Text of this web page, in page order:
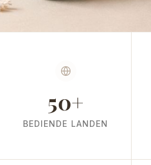
50+
BEDIENDE LANDEN